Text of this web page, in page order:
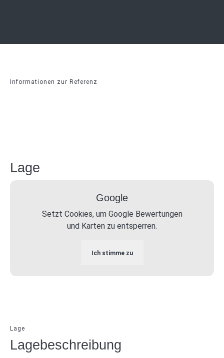
Informationen zur Referenz
Lage
Google
Setzt Cookies, um Google Bewertungen
und Karten zu entsperren.
Ich stimme zu
Lage
Lagebeschreibung